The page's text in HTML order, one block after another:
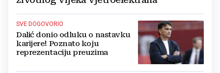
SVE DOGOVORIO
Dalić donio odluku o nastavku
karijere! Poznato koju
reprezentaciju preuzima